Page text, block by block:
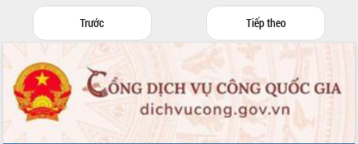
Trước Tiếp theo